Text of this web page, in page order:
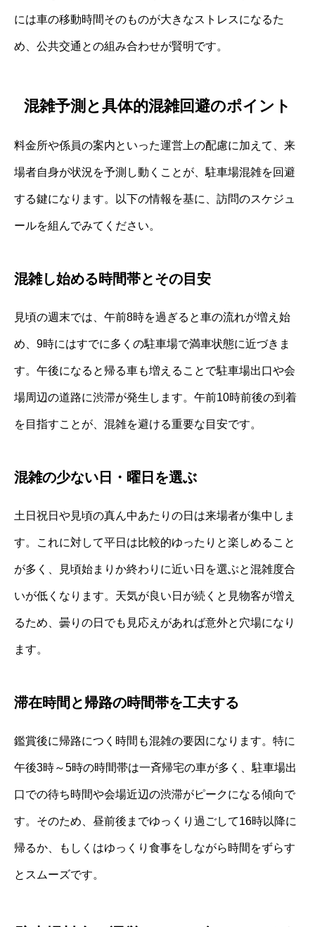
には車の移動時間そのものが大きなストレスになるた
め、公共交通との組み合わせが賢明です。
混雑予測と具体的混雑回避のポイント
料金所や係員の案内といった運営上の配慮に加えて、来
場者自身が状況を予測し動くことが、駐車場混雑を回避
する鍵になります。以下の情報を基に、訪問のスケジュ
ールを組んでみてください。
混雑し始める時間帯とその目安
見頃の週末では、午前8時を過ぎると車の流れが増え始
め、9時にはすでに多くの駐車場で満車状態に近づきま
す。午後になると帰る車も増えることで駐車場出口や会
場周辺の道路に渋滞が発生します。午前10時前後の到着
を目指すことが、混雑を避ける重要な目安です。
混雑の少ない日・曜日を選ぶ
土日祝日や見頃の真ん中あたりの日は来場者が集中しま
す。これに対して平日は比較的ゆったりと楽しめること
が多く、見頃始まりか終わりに近い日を選ぶと混雑度合
いが低くなります。天気が良い日が続くと見物客が増え
るため、曇りの日でも見応えがあれば意外と穴場になり
ます。
滞在時間と帰路の時間帯を工夫する
鑑賞後に帰路につく時間も混雑の要因になります。特に
午後3時～5時の時間帯は一斉帰宅の車が多く、駐車場出
口での待ち時間や会場近辺の渋滞がピークになる傾向で
す。そのため、昼前後までゆっくり過ごして16時以降に
帰るか、もしくはゆっくり食事をしながら時間をずらす
とスムーズです。